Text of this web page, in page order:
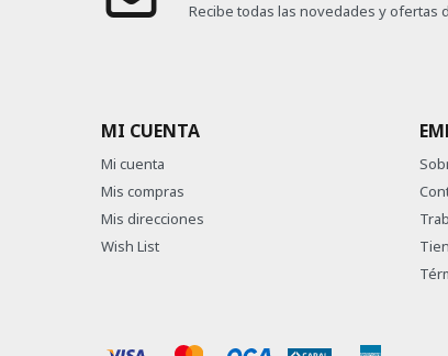
Recibe todas las novedades y ofertas
MI CUENTA
Mi cuenta
Mis compras
Mis direcciones
Wish List